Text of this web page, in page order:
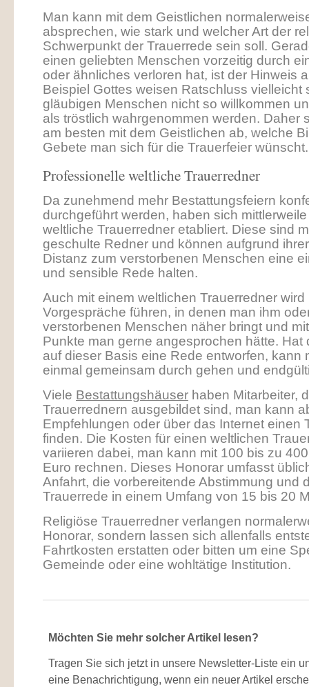
Man kann mit dem Geistlichen
absprechen, wie stark und welcher Art der
Schwerpunkt der Trauerrede sein soll.
einen geliebten Menschen vorzeitig durch
oder ähnliches verloren hat, ist der Hinweis
Beispiel Gottes weisen Ratschluss vielleicht
gläubigen Menschen nicht so willkommen
als tröstlich wahrgenommen werden. Daher
am besten mit dem Geistlichen ab, welche
Gebete man sich für die Trauerfeier wünscht.
Professionelle weltliche Trauerredner
Da zunehmend mehr Bestattungsfeiern
durchgeführt werden, haben sich
weltliche Trauerredner etabliert. Diese sind
geschulte Redner und können aufgrund
Distanz zum verstorbenen Menschen eine
und sensible Rede halten.
Auch mit einem weltlichen Trauerredner wird
Vorgespräche führen, in denen man ihm
verstorbenen Menschen näher bringt und
Punkte man gerne angesprochen hätte. Hat
auf dieser Basis eine Rede entworfen, kann
einmal gemeinsam durch gehen und
Viele Bestattungshäuser haben Mitarbeiter,
Trauerrednern ausgebildet sind, man kann
Empfehlungen oder über das Internet einen
finden. Die Kosten für einen weltlichen
variieren dabei, man kann mit 100 bis zu
Euro rechnen. Dieses Honorar umfasst
Anfahrt, die vorbereitende Abstimmung und
Trauerrede in einem Umfang von 15 bis 20
Religiöse Trauerredner verlangen
Honorar, sondern lassen sich allenfalls
Fahrtkosten erstatten oder bitten um eine
Gemeinde oder eine wohltätige Institution.